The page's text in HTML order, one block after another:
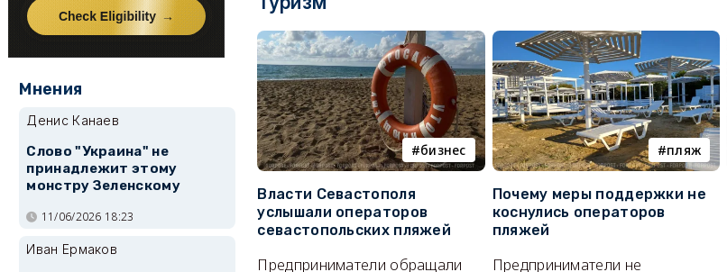
бизнес
Власти Севастополя
услышали операторов
севастопольских пляжей
Предприниматели обращали
пляж
Почему меры поддержки не
коснулись операторов
пляжей
Предприниматели не
Мнения
Денис Канаев
Слово "Украина" не
принадлежит этому
монстру Зеленскому
11/06/2026 18:23
Иван Ермаков